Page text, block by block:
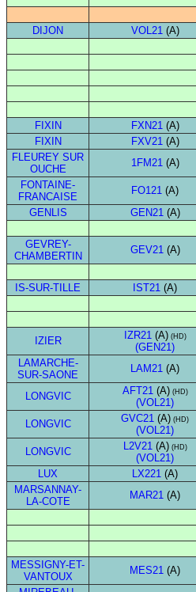
DIJON VOL21(A)
FIXIN FXN21(A)
FIXIN
FXV21(A)
FLEUREY SUR
OUCHE
1FM21(A)
FONTAINE-
FRANCAISE
FO121 (A)
GENLIS
GEN21(A)
GEVREY-
CHAMBERTIN
GEV21(A)
IS-SUR-TILLE IST21 (A)
IZIER IZR21(A)(HD)
(GEN21)
LAMARCHE-
SUR-SAONE
LAM21 (A)
LONGVIC AFT21(A)(HD)
(VOL21)
LONGVIC
GVC21 (A) (HD)
(VOL21)
LONGVIC
L2V21(A)(HD)
(VOL21)
LUX
LX221 (A)
MARSANNAY-
LA-COTE
MAR21 (A)
MESSIGNY-ET-
VANTOUX
MES21 (A)